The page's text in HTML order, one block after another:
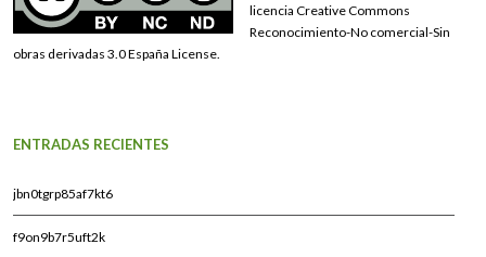
licencia Creative Commons
Reconocimiento-No comercial-Sin
obras derivadas 3.0 España License.
ENTRADAS RECIENTES
jbn0tgrp85af7kt6
f9on9b7r5uft2k